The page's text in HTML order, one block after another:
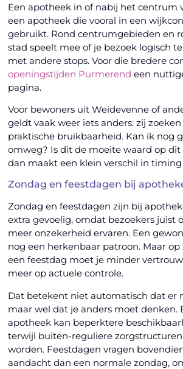
Een apotheek in of nabij het centrum
een apotheek die vooral in een
gebruikt. Rond centrumgebieden en
stad speelt mee of je bezoek logisch
met andere stops. Voor die bredere
openingstijden Purmerend een
pagina.
Voor bewoners uit Weidevenne of
geldt vaak weer iets anders: zij
praktische bruikbaarheid. Kan ik nog
omweg? Is dit de moeite waard op
dan maakt een klein verschil in timing
Zondag en feestdagen bij
Zondag en feestdagen zijn bij
extra gevoelig, omdat bezoekers juist
meer onzekerheid ervaren. Een
nog een herkenbaar patroon. Maar
een feestdag moet je minder
meer op actuele controle.
Dat betekent niet automatisch dat er
maar wel dat je anders moet denken.
apotheek kan beperktere
terwijl buiten-reguliere
worden. Feestdagen vragen
aandacht dan een normale zondag,